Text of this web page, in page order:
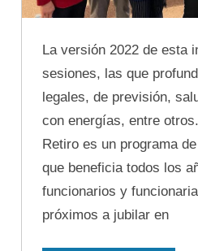
La versión 2022 de esta
sesiones, las que
legales, de previsión,
con energías, entre
Retiro es un programa
que beneficia todos los
funcionarios y
próximos a jubilar en